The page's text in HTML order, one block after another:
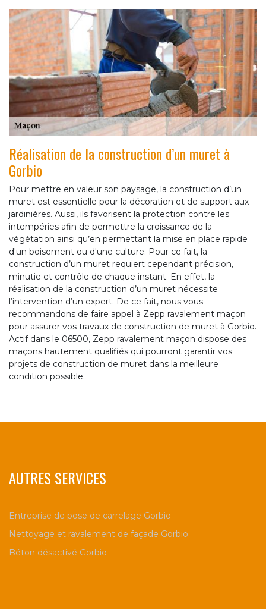
Réalisation de la construction d’un muret à
Gorbio
Pour mettre en valeur son paysage, la construction d’un
muret est essentielle pour la décoration et de support aux
jardinières. Aussi, ils favorisent la protection contre les
intempéries afin de permettre la croissance de la
végétation ainsi qu’en permettant la mise en place rapide
d'un boisement ou d'une culture. Pour ce fait, la
construction d’un muret requiert cependant précision,
minutie et contrôle de chaque instant. En effet, la
réalisation de la construction d’un muret nécessite
l’intervention d’un expert. De ce fait, nous vous
recommandons de faire appel à Zepp ravalement maçon
pour assurer vos travaux de construction de muret à Gorbio.
Actif dans le 06500, Zepp ravalement maçon dispose des
maçons hautement qualifiés qui pourront garantir vos
projets de construction de muret dans la meilleure
condition possible.
AUTRES SERVICES
Entreprise de pose de carrelage Gorbio
Nettoyage et ravalement de façade Gorbio
Béton désactivé Gorbio